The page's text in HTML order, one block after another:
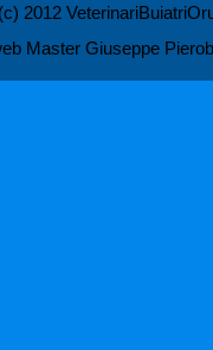
(c) 2012
Master Giuseppe